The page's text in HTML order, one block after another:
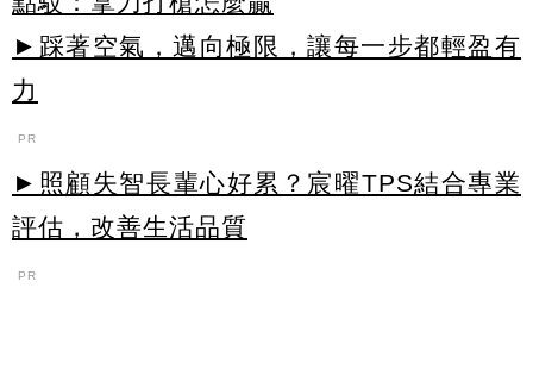
►踩著空氣，邁向極限，讓每一步都輕盈有
力
PR
►照顧失智長輩心好累？宸曜TPS結合專業
評估，改善生活品質
PR